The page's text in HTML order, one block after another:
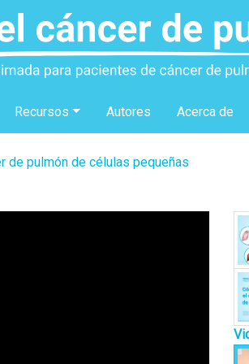
Recursos Autores Acerca de
de pulmón de células pequeñas